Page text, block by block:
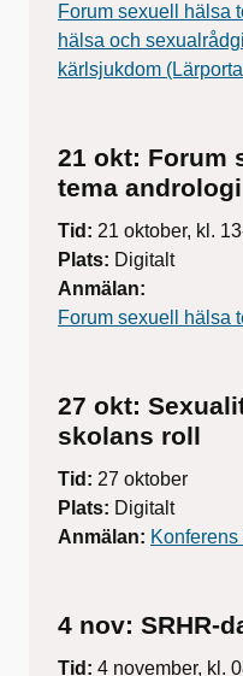
Forum sexuell hälsa
hälsa och
kärlsjukdom
21 okt: Forum
tema andrologi
Tid: 21 oktober, kl.
Plats: Digitalt
Anmälan:
Forum sexuell hälsa
27 okt:
skolans roll
Tid: 27 oktober
Plats: Digitalt
Anmälan:
4 nov: SRHR-
Tid: 4 november, kl.